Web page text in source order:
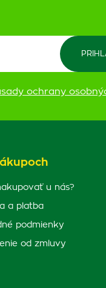
ochrany
u nás?
a platba
podmienky
od zmluvy